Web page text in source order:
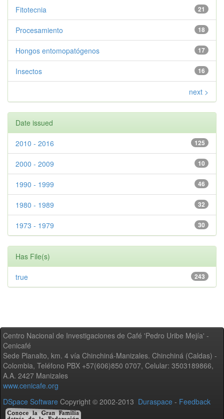
21
Fitotecnia
18
Procesamiento
17
Hongos entomopatógenos
16
Insectos
next >
Date issued
125
2010 - 2016
10
2000 - 2009
46
1990 - 1999
32
1980 - 1989
30
1973 - 1979
Has File(s)
243
true
Centro Nacional de Investigaciones de Café 'Pedro Uribe Mejía' -
Cenicafé
Sede Planalto, km. 4 vía Chinchiná-Manizales. Chinchiná (Caldas) -
Colombia, Teléfono PBX +57(606)850 0707, Celular: 3503189866,
A.A. 2427 Manizales
www.cenicafe.org
DSpace Software Copyright © 2002-2013 Duraspace - Feedback